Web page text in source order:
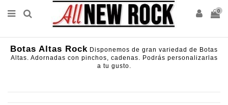
0
Botas Altas Rock Disponemos de gran variedad de Botas
Altas. Adornadas con pinchos, cadenas. Podrás personalizarlas
a tu gusto.